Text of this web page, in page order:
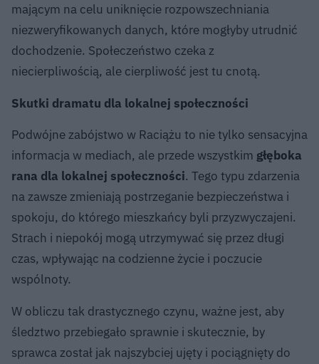
mającym na celu uniknięcie rozpowszechniania
niezweryfikowanych danych, które mogłyby utrudnić
dochodzenie. Społeczeństwo czeka z
niecierpliwością, ale cierpliwość jest tu cnotą.
Skutki dramatu dla lokalnej społeczności
Podwójne zabójstwo w Raciążu to nie tylko sensacyjna
informacja w mediach, ale przede wszystkim głęboka
rana dla lokalnej społeczności. Tego typu zdarzenia
na zawsze zmieniają postrzeganie bezpieczeństwa i
spokoju, do którego mieszkańcy byli przyzwyczajeni.
Strach i niepokój mogą utrzymywać się przez długi
czas, wpływając na codzienne życie i poczucie
wspólnoty.
W obliczu tak drastycznego czynu, ważne jest, aby
śledztwo przebiegało sprawnie i skutecznie, by
sprawca został jak najszybciej ujęty i pociągnięty do